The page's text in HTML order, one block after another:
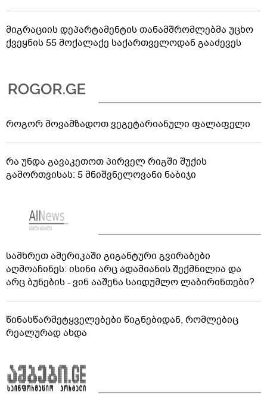
მიგრაციის დეპარტამენტის თანამშრომლებმა უცხო
ქვეყნის 55 მოქალაქე საქართველოდან გააძევეს
როგორ მოვამზადოთ ვეგეტარიანული ფალაფელი
რა უნდა გავაკეთოთ პირველ რიგში შუქის
გამორთვისას: 5 მნიშვნელოვანი ნაბიჯი
სამხრეთ ამერიკაში გიგანტური გვირაბები
აღმოაჩინეს: ისინი არც ადამიანის შექმნილია და
არც ბუნების - ვინ ააშენა საიდუმლო ლაბირინთები?
წინასწარმეტყველებები წიგნებიდან, რომლებიც
რეალურად ახდა